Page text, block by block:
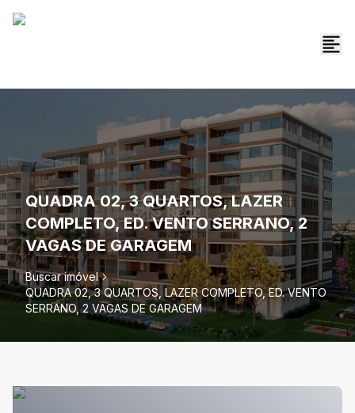
QUADRA 02, 3 QUARTOS, LAZER
COMPLETO, ED. VENTO SERRANO, 2
VAGAS DE GARAGEM
Buscar imóvel
QUADRA 02, 3 QUARTOS, LAZER COMPLETO, ED. VENTO
SERRANO, 2 VAGAS DE GARAGEM